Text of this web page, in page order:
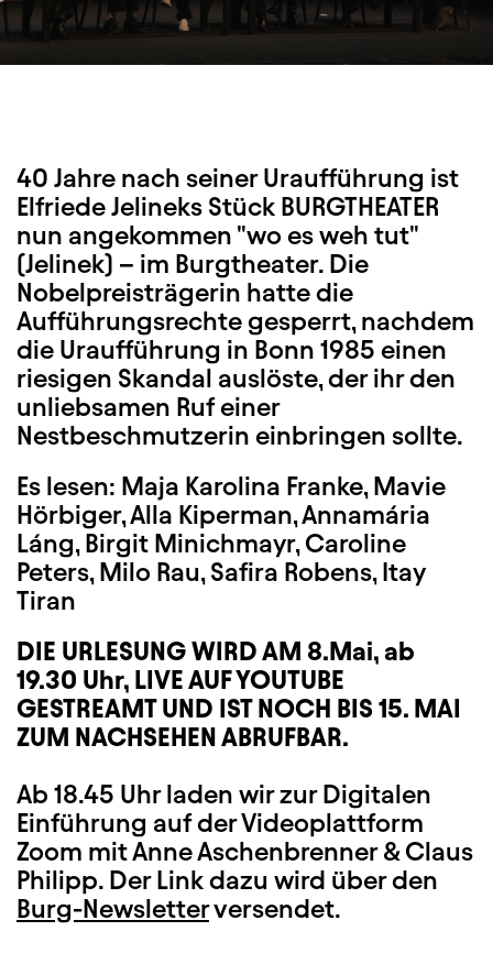
40 Jahre nach seiner Uraufführung ist
Elfriede Jelineks Stück BURGTHEATER
nun angekommen "wo es weh tut"
(Jelinek) – im Burgtheater. Die
Nobelpreisträgerin hatte die
Aufführungsrechte gesperrt, nachdem
die Uraufführung in Bonn 1985 einen
riesigen Skandal auslöste, der ihr den
unliebsamen Ruf einer
Nestbeschmutzerin einbringen sollte.
Es lesen: Maja Karolina Franke, Mavie
Hörbiger, Alla Kiperman, Annamária
Láng, Birgit Minichmayr, Caroline
Peters, Milo Rau, Safira Robens, Itay
Tiran
DIE URLESUNG WIRD AM 8.Mai, ab
19.30 Uhr, LIVE AUF YOUTUBE
GESTREAMT UND IST NOCH BIS 15. MAI
ZUM NACHSEHEN ABRUFBAR.
Ab 18.45 Uhr laden wir zur Digitalen
Einführung auf der Videoplattform
Zoom mit Anne Aschenbrenner & Claus
Philipp. Der Link dazu wird über den
Burg-Newsletterversendet.